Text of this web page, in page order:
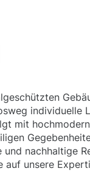
individuelle
mit
nachhaltige
auf unsere